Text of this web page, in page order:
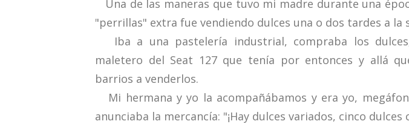
Una de las maneras que tuvo mi madre durante una
"perrillas" extra fue vendiendo dulces una o dos tardes a la
Iba a una pastelería industrial, compraba los
maletero del Seat 127 que tenía por entonces y allá
barrios a venderlos.
Mi hermana y yo la acompañábamos y era yo,
anunciaba la mercancía: "¡Hay dulces variados, cinco dulces